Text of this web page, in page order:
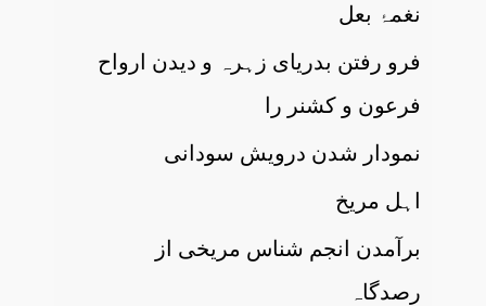
نغمۂ بعل
فرو رفتن بدریای زہرہ و دیدن ارواح
فرعون و کشنر را
نمودار شدن درویش سودانی
اہل مریخ
برآمدن انجم شناس مریخی از
رصدگاہ